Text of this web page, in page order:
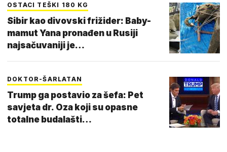
OSTACI TEŠKI 180 KG
Sibir kao divovski frižider: Baby-
mamut Yana pronađen u Rusiji
najsačuvaniji je…
DOKTOR-ŠARLATAN
Trump ga postavio za šefa: Pet
savjeta dr. Oza koji su opasne
totalne budalašti…